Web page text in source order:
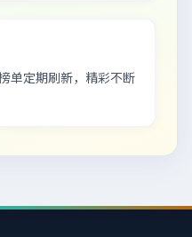
单定期刷新，精彩不断